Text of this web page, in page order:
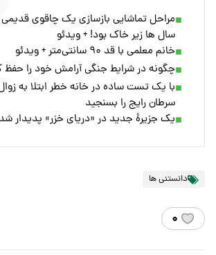
مراحل تماشایی بازسازی یک چاقوی
سال ها زیر خاک بود! + ویدئو
خانم معلمی با قد ۹۰ سانتی‌متر + ویدئو
چگونه در شرایط جنگی آرامش خود را حفظ
با یک تست ساده در خانه خطر ابتلا به
سرطان رایج را بسنجید
یک جزیرۀ جدید در «دریای خزر» پدیدار
دانستنی ها
۰